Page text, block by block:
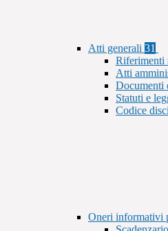
Atti generali 31
Riferimenti
Atti
Documenti
Statuti e
Codice
Oneri informativi